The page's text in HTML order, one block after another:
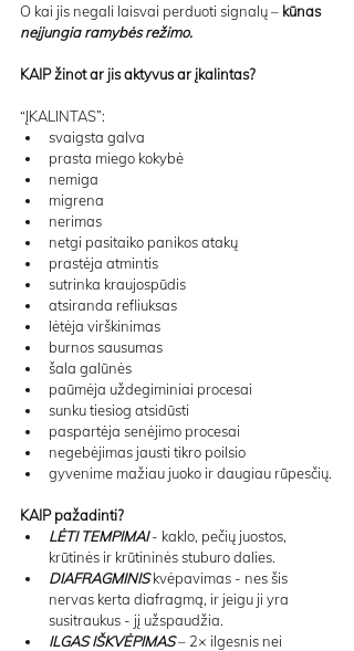
O kai jis negali laisvai perduoti signalų – kūnas
neįjungia ramybės režimo.
KAIP žinot ar jis aktyvus ar įkalintas?
“ĮKALINTAS”:
svaigsta galva
prasta miego kokybė
nemiga
migrena
nerimas
netgi pasitaiko panikos atakų
prastėja atmintis
sutrinka kraujospūdis
atsiranda refliuksas
lėtėja virškinimas
burnos sausumas
šala galūnės
paūmėja uždegiminiai procesai
sunku tiesiog atsidūsti
paspartėja senėjimo procesai
negebėjimas jausti tikro poilsio
gyvenime mažiau juoko ir daugiau rūpesčių.
KAIP pažadinti?
LĖTI TEMPIMAI - kaklo, pečių juostos,
krūtinės ir krūtininės stuburo dalies.
DIAFRAGMINIS kvėpavimas - nes šis
nervas kerta diafragmą, ir jeigu ji yra
susitraukus - jį užspaudžia.
ILGAS IŠKVĖPIMAS – 2× ilgesnis nei